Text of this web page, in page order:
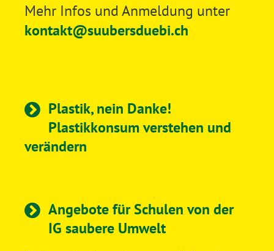
Mehr Infos und Anmeldung unter
kontakt@suubersduebi.ch
Plastik, nein Danke!
Plastikkonsum verstehen und
verändern
Angebote für Schulen von der
IG saubere Umwelt